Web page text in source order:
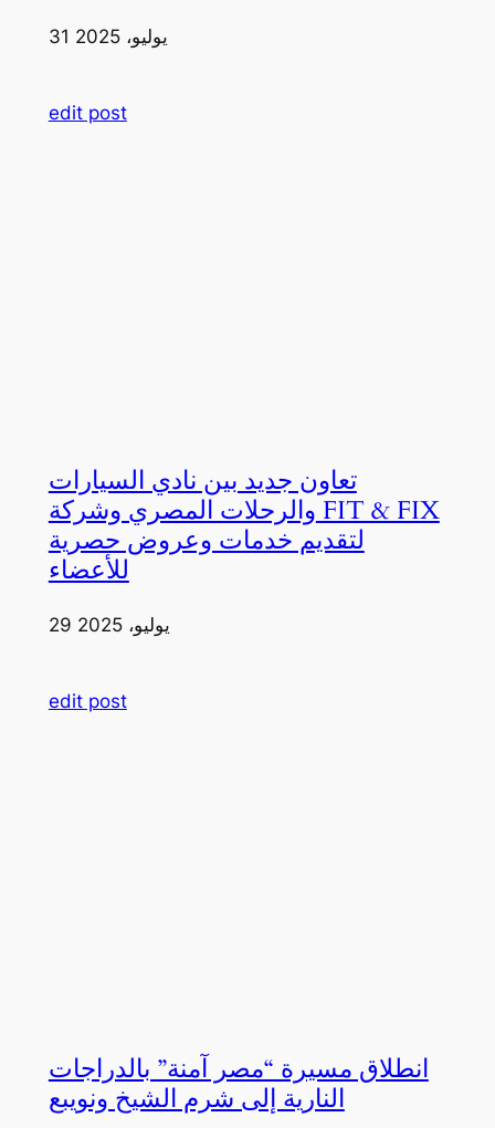
31 يوليو، 2025
edit post
تعاون جديد بين نادي السيارات
والرحلات المصري وشركة FIT & FIX
لتقديم خدمات وعروض حصرية
للأعضاء
29 يوليو، 2025
edit post
انطلاق مسيرة “مصر آمنة” بالدراجات
النارية إلى شرم الشيخ ونويبع